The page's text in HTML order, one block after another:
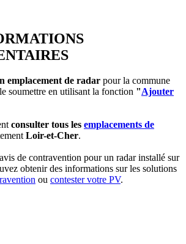
emplacement de radar pour la commune
soumettre en utilisant la fonction "Ajouter
consulter tous les emplacements de
Loir-et-Cher.
de contravention pour un radar installé sur
obtenir des informations sur les solutions
ou contester votre PV.